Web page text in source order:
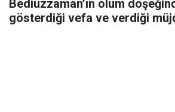
Bediüzzaman’ın ölüm
gösterdiği vefa ve verdiği